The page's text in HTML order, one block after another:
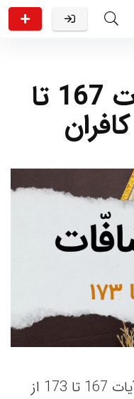
سوره صافات آیات 167 تا
این صفحه شامل سوره صافات آیات 167 تا 173 از